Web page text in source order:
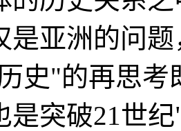
是亚洲的问
史"的再思考
是突破21世